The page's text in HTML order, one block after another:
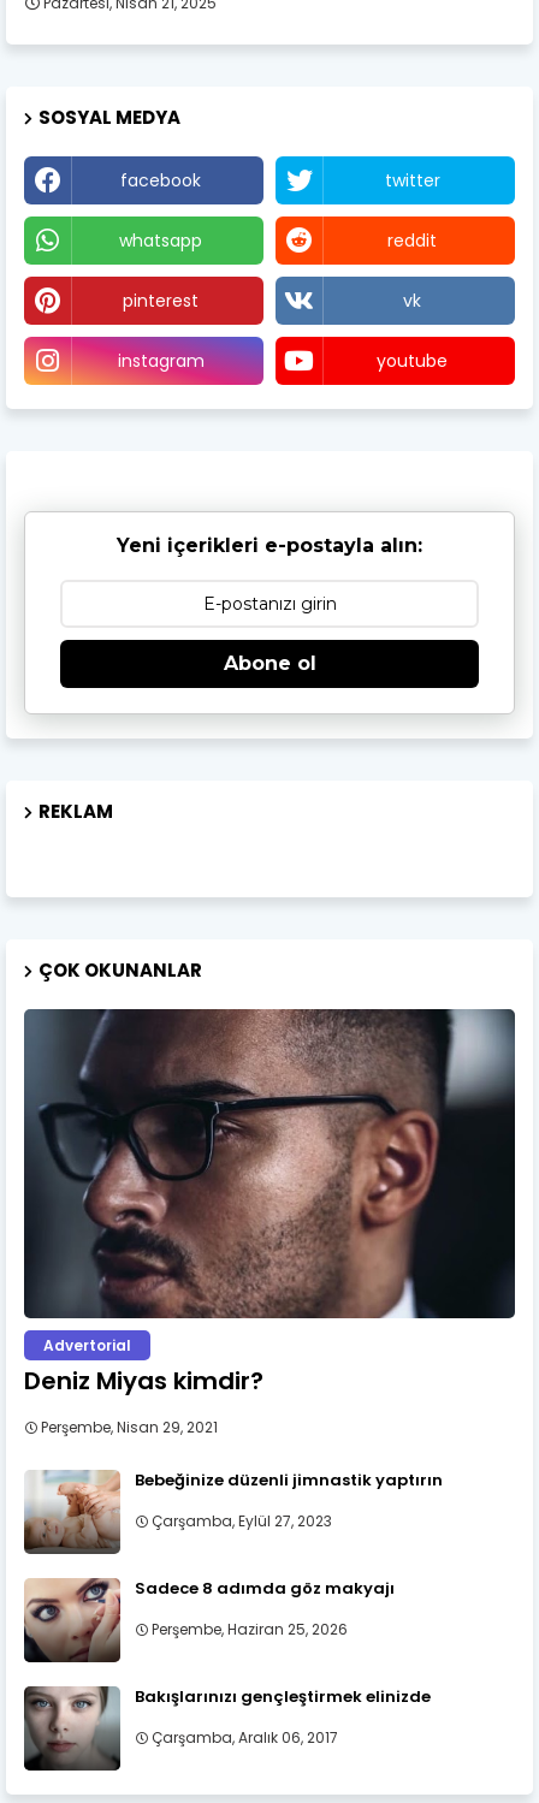
SOSYAL MEDYA
facebook twitter
whatsapp reddit
pinterest vk
instagram youtube
Yeni içerikleri e-postayla alın:
Abone ol
REKLAM
ÇOK OKUNANLAR
Advertorial
Deniz Miyas kimdir?
Perşembe, Nisan 29, 2021
Bebeğinize düzenli jimnastik yaptırın
Çarşamba, Eylül 27, 2023
Sadece 8 adımda göz makyajı
Perşembe, Haziran 25, 2026
Bakışlarınızı gençleştirmek elinizde
Çarşamba, Aralık 06, 2017